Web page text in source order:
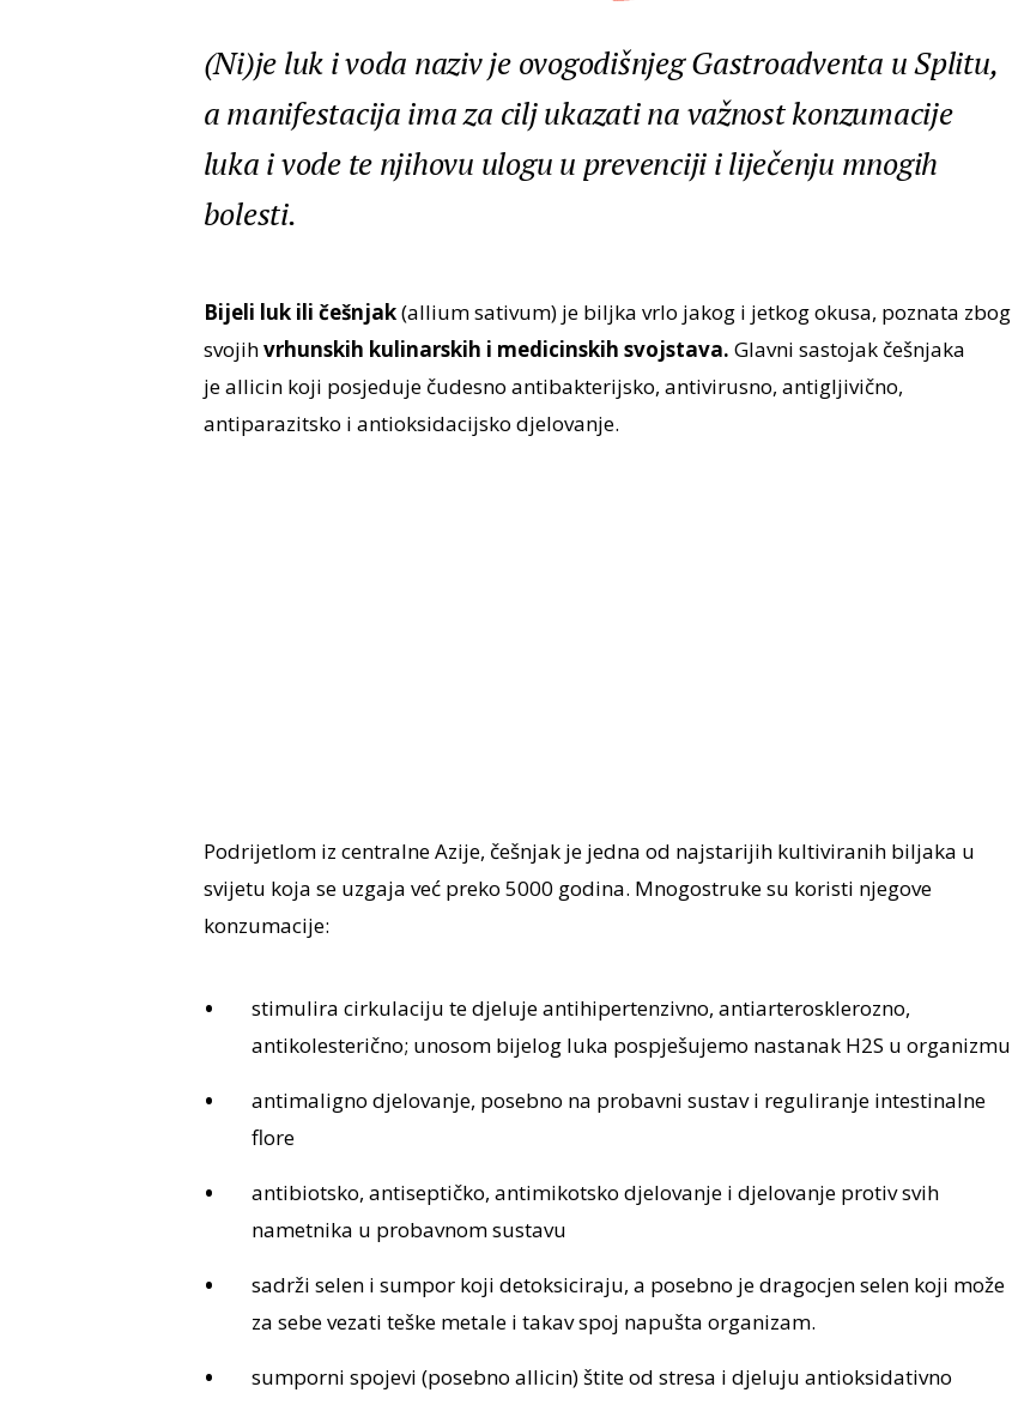
(Ni)je luk i voda naziv je ovogodišnjeg Gastroadventa u Splitu,
a manifestacija ima za cilj ukazati na važnost konzumacije
luka i vode te njihovu ulogu u prevenciji i liječenju mnogih
bolesti.
Bijeli luk ili češnjak(allium sativum) je biljka vrlo jakog i jetkog okusa, poznata zbog
svojihvrhunskih kulinarskih i medicinskih svojstava. Glavni sastojak češnjaka
je allicin koji posjeduje čudesno antibakterijsko, antivirusno, antigljivično,
antiparazitsko i antioksidacijsko djelovanje.
Podrijetlom iz centralne Azije, češnjak je jedna od najstarijih kultiviranih biljaka u
svijetu koja se uzgaja već preko 5000 godina. Mnogostruke su koristi njegove
konzumacije:
stimulira cirkulaciju te djeluje antihipertenzivno, antiarterosklerozno,
antikolesterično; unosom bijelog luka pospješujemo nastanak H2S u organizmu
antimaligno djelovanje, posebno na probavni sustav i reguliranje intestinalne
flore
antibiotsko, antiseptičko, antimikotsko djelovanje i djelovanje protiv svih
nametnika u probavnom sustavu
sadrži selen i sumpor koji detoksiciraju, a posebno je dragocjen selen koji može
za sebe vezati teške metale i takav spoj napušta organizam.
sumporni spojevi (posebno allicin) štite od stresa i djeluju antioksidativno